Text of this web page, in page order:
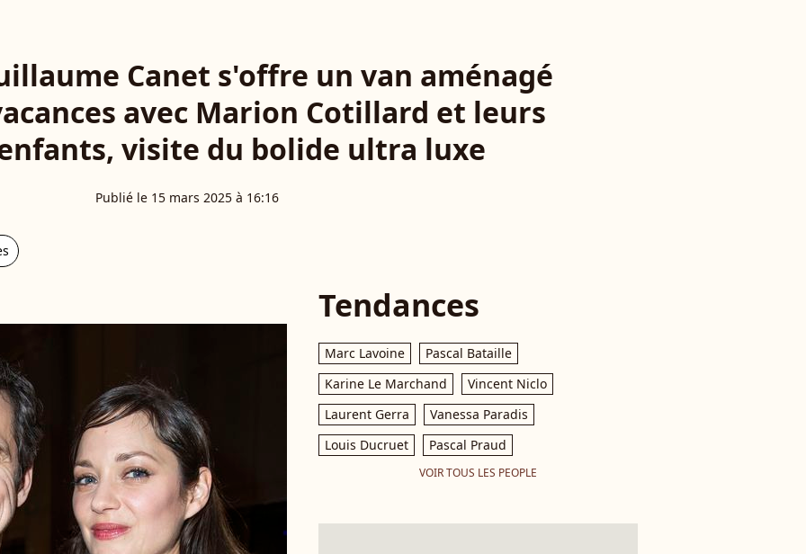
Canet s'offre un van aménagé
avec Marion Cotillard et leurs
visite du bolide ultra luxe
Publié le 15 mars 2025 à 16:16
Tendances
Marc Lavoine
Pascal Bataille
Karine Le Marchand
Vincent Niclo
Laurent Gerra
Vanessa Paradis
Louis Ducruet
Pascal Praud
VOIR TOUS LES PEOPLE